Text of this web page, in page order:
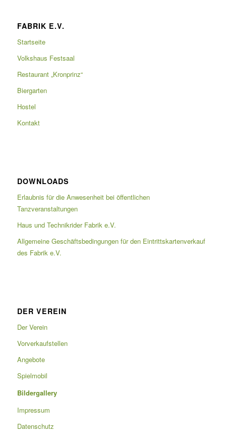
FABRIK E.V.
Startseite
Volkshaus Festsaal
Restaurant „Kronprinz“
Biergarten
Hostel
Kontakt
DOWNLOADS
Erlaubnis für die Anwesenheit bei öffentlichen
Tanzveranstaltungen
Haus und Technikrider Fabrik e.V.
Allgemeine Geschäftsbedingungen für den Eintrittskartenverkauf
des Fabrik e.V.
DER VEREIN
Der Verein
Vorverkaufstellen
Angebote
Spielmobil
Bildergallery
Impressum
Datenschutz